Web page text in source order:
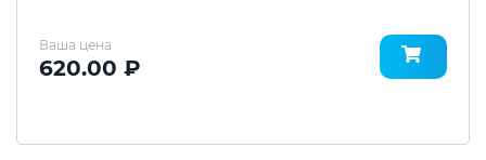
Ваша цена
620.00 ₽